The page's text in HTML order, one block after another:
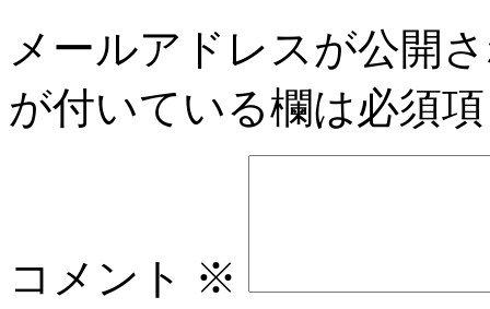
メールアドレスが公開
が付いている欄は必須
コメント ※